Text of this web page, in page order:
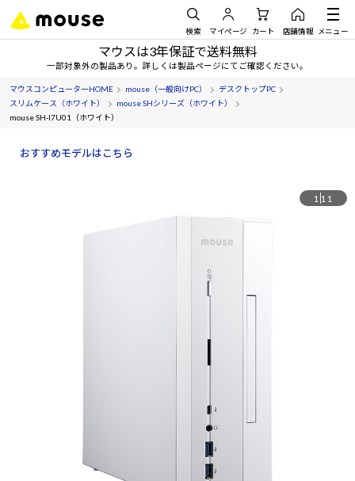
検索 マイページ カート 店舗情報 メニュー
マウスは3年保証で送料無料
一部対象外の製品あり。詳しくは製品ページにてご確認ください。
マウスコンピューターHOME mouse（一般向けPC）
デスクトップPC
スリムケース（ホワイト）
mouse SHシリーズ（ホワイト）
mouse SH-I7U01（ホワイト）
おすすめモデルはこちら
1 11